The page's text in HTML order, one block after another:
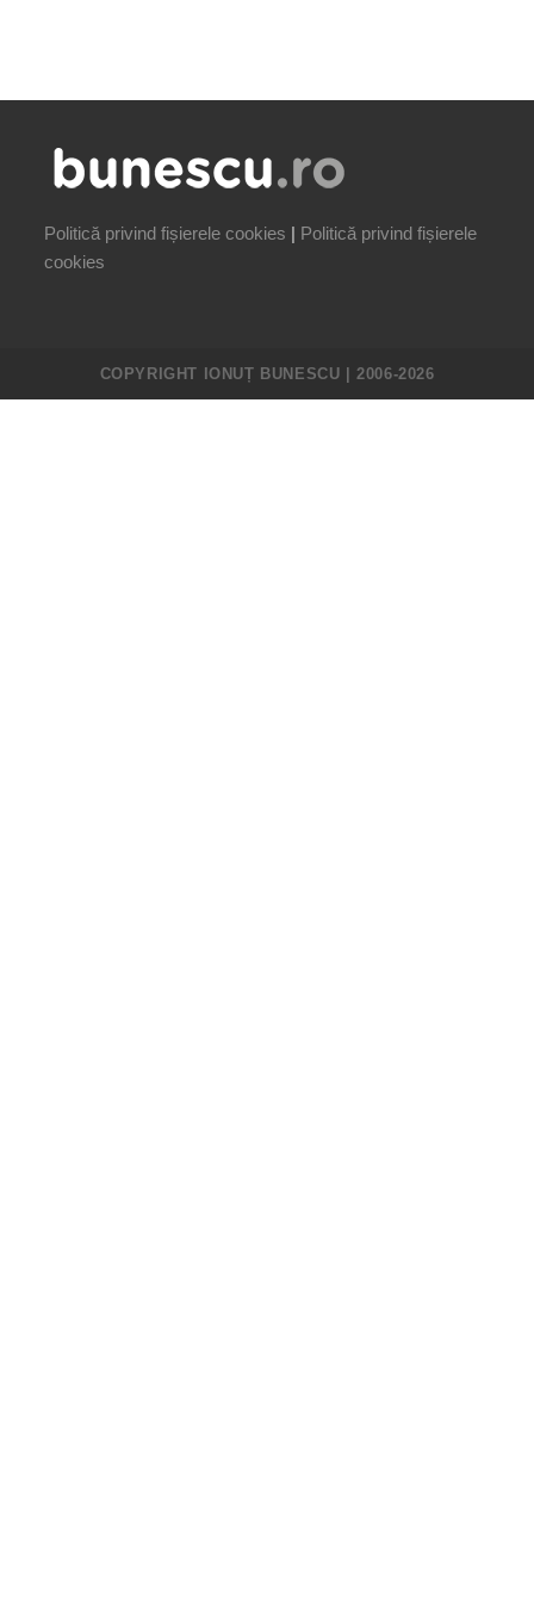
Politică privind fișierele cookies | Politică privind fișierele
cookies
COPYRIGHT IONUȚ BUNESCU | 2006-2026